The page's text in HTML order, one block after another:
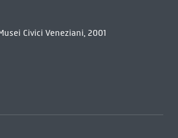
Civici Veneziani, 2001